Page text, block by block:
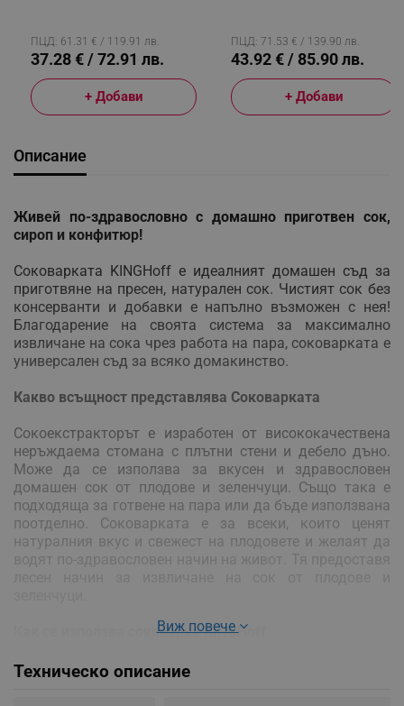
ПЦД: 61.31 € / 119.91 лв.
37.28 € / 72.91 лв.
+ Добави
ПЦД: 71.53 € / 139.90 лв.
43.92 € / 85.90 лв.
+ Добави
Описание
Живей по-здравословно с домашно приготвен сок,
сироп и конфитюр!
Соковарката KINGHoff е идеалният домашен съд за
приготвяне на пресен, натурален сок. Чистият сок без
консерванти и добавки е напълно възможен с нея!
Благодарение на своята система за максимално
извличане на сока чрез работа на пара, соковарката е
универсален съд за всяко домакинство.
Какво всъщност представлява Соковарката
Сокоекстракторът е изработен от висококачествена
неръждаема стомана с плътни стени и дебело дъно.
Може да се използва за вкусен и здравословен
домашен сок от плодове и зеленчуци. Също така е
подходяща за готвене на пара или да бъде използвана
поотделно. Соковарката е за всеки, които ценят
натуралния вкус и свежест на плодовете и желаят да
водят по-здравословен начин на живот. Тя предоставя
Как се използва соковарка KINGHoff
най-горния съд;
Виж повече
Техническо описание